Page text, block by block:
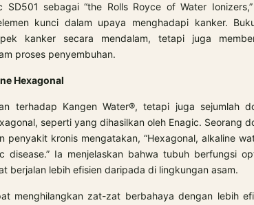
sebagai “the Rolls Royce of Water
kunci dalam upaya menghadapi kanker.
kanker secara mendalam, tetapi juga
proses penyembuhan.
Hexagonal
terhadap Kangen Water®, tetapi juga sejumlah
seperti yang dihasilkan oleh Enagic. Seorang
kronis mengatakan, “Hexagonal, alkaline
Ia menjelaskan bahwa tubuh berfungsi
berjalan lebih efisien daripada di lingkungan asam.
menghilangkan zat-zat berbahaya dengan lebih